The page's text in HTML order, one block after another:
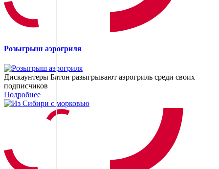
Розыгрыш аэрогриля
Дискаунтеры Батон разыгрывают аэрогриль среди своих
подписчиков
Подробнее